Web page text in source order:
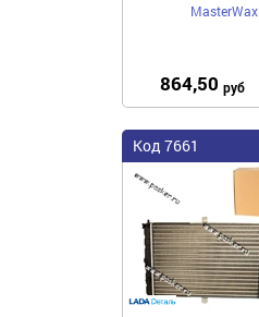
MasterWax
864,50 руб
Код 7661